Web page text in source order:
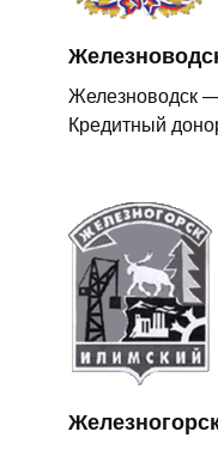
Железноводск
Кредитный